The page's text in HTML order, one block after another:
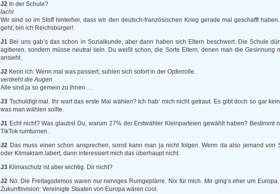
J2 In der Schule?
lacht
Wir sind so im Stoff hinterher, dass wir den deutsch-französischen Krieg gerade mal geschafft haben.
geht, bin ich Reichsbürger!
J1 Bei uns gab’s das schon in Sozialkunde, aber dann haben sich Eltern beschwert. Die Schule
agitieren, sondern müsse neutral sein. Du weißt schon, die Sorte Eltern, denen man die Gesinnung
ansieht.
J2 Kenn ich. Wenn mal was passiert, suhlen sich sofort in der Opferrolle.
verdreht die Augen
Alle sind ja so gemein zu ihnen …
J3 Tschuldigt mal. Ihr wart das erste Mal wählen? Ich hab‘ mich nicht getraut. Es gibt doch so gar
was man wählen sollte.
J1 Echt nicht? Was glaubst Du, warum 27% der Erstwähler Kleinparteien gewählt haben? Bestimmt
TikTok rumturnen.
J2 Das muss einen schon ansprechen, sonst kann man ja nicht folgen. Wenn da also jemand von
oder Klimakram labert, dann interessiert mich das überhaupt nicht.
J3 Klimaschutz ist aber wichtig. Dir nicht?
J2 Nö. Die Freitagsdemos waren nur nerviges Rumgeplärre. Nix für mich. Mir ging’s eher um Europa.
Zukunftsvision: Vereinigte Staaten von Europa wären cool.